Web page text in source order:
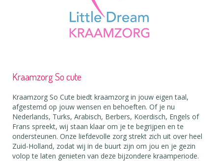
Kraamzorg So cute
Kraamzorg So Cute biedt kraamzorg in jouw eigen taal,
afgestemd op jouw wensen en behoeften. Of je nu
Nederlands, Turks, Arabisch, Berbers, Koerdisch, Engels of
Frans spreekt, wij staan klaar om je te begrijpen en te
ondersteunen. Onze liefdevolle zorg strekt zich uit over heel
Zuid-Holland, zodat wij in de buurt zijn om jou en je gezin
volop te laten genieten van deze bijzondere kraamperiode.